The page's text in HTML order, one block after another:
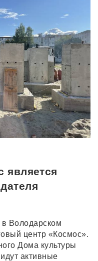
является
Володарском
центр «Космос».
Дома культуры
активные